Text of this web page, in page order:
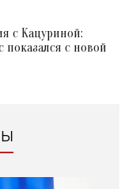
с Кацуриной:
с новой